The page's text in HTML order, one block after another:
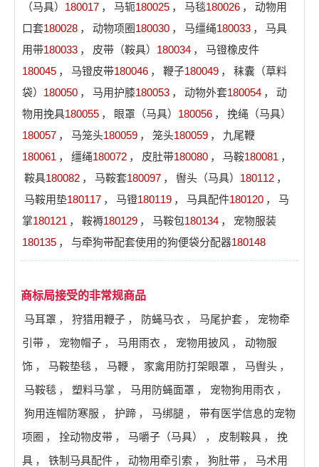
（马具） 180017 ， 马轭180025 ， 马毯180026 ，
动物用
口套180028 ， 动物项圈180030 ， 马缰绳180033 ，
马具
用带180033 ， 皮带（鞍具） 180034 ，
马镫橡皮件
180045 ， 马镫皮带180046 ， 鞭子180049 ，
秣囊（草料
袋） 180050 ， 马用护膝180053 ， 动物外套180054 ，
动
物用挽具180055 ， 眼罩（马具） 180056 ，
挽绳（马具）
180057 ， 马笼头180059 ， 笼头180059 ，
九尾鞭
180061 ， 缰绳180072 ， 皮肚带180080 ， 马鞍180081 ，
鞍具180082 ， 马鞍套180097 ， 辔头（马具） 180112 ，
马鞍用垫180117 ， 马镫180119 ， 马具配件180120 ，
马
掌180121 ， 鞍褥180129 ， 马鞍包180134 ，
宠物服装
180135 ， 与牵狗带配套使用的狗便袋分配器180148
商标局接受的非常规商品
马耳罩 ， 狩猎用鞭子 ， 防蝇马衣 ， 马尾护套 ，
宠物牵
引带 ， 宠物帽子 ， 马用雨衣 ， 宠物用披风 ，
动物服
饰 ， 马鞍垫毯 ， 马鞭 ， 家禽用防打架眼罩 ， 马辔头 ，
马鞍毯 ， 塑料马掌 ， 马用防蝇面罩 ， 宠物狗用雨衣 ，
狗用连帽防寒服 ， 护蹄 ， 马绑腿 ，
带有医学信息的宠物
项圈 ， 拴动物皮带 ， 马嚼子（马具） ， 皮制鞍具 ，
挽
具 ， 铁制马具配件 ， 动物用牵引索 ， 狗肚带 ，
马术用